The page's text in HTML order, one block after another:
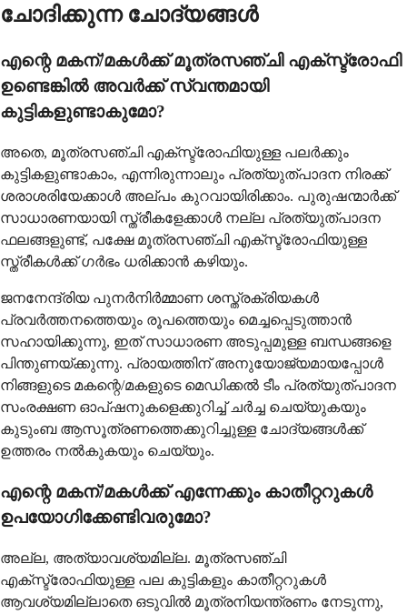
ചോദിക്കുന്ന ചോദ്യങ്ങൾ
എന്റെ മകന്/മകൾക്ക് മൂത്രസഞ്ചി എക്സ്ട്രോഫി
ഉണ്ടെങ്കിൽ അവർക്ക് സ്വന്തമായി
കുട്ടികളുണ്ടാകുമോ?
അതെ, മൂത്രസഞ്ചി എക്സ്ട്രോഫിയുള്ള പലർക്കും
കുട്ടികളുണ്ടാകാം, എന്നിരുന്നാലും പ്രത്യുത്പാദന നിരക്ക്
ശരാശരിയേക്കാൾ അല്പം കുറവായിരിക്കാം. പുരുഷന്മാർക്ക്
സാധാരണയായി സ്ത്രീകളേക്കാൾ നല്ല പ്രത്യുത്പാദന
ഫലങ്ങളുണ്ട്, പക്ഷേ മൂത്രസഞ്ചി എക്സ്ട്രോഫിയുള്ള
സ്ത്രീകൾക്ക് ഗർഭം ധരിക്കാൻ കഴിയും.
ജനനേന്ദ്രിയ പുനർനിർമ്മാണ ശസ്ത്രക്രിയകൾ
പ്രവർത്തനത്തെയും രൂപത്തെയും മെച്ചപ്പെടുത്താൻ
സഹായിക്കുന്നു, ഇത് സാധാരണ അടുപ്പമുള്ള ബന്ധങ്ങളെ
പിന്തുണയ്ക്കുന്നു. പ്രായത്തിന് അനുയോജ്യമായപ്പോൾ
നിങ്ങളുടെ മകന്റെ/മകളുടെ മെഡിക്കൽ ടീം പ്രത്യുത്പാദന
സംരക്ഷണ ഓപ്ഷനുകളെക്കുറിച്ച് ചർച്ച ചെയ്യുകയും
കുടുംബ ആസൂത്രണത്തെക്കുറിച്ചുള്ള ചോദ്യങ്ങൾക്ക്
ഉത്തരം നൽകുകയും ചെയ്യും.
എന്റെ മകന്/മകൾക്ക് എന്നേക്കും കാതീറ്ററുകൾ
ഉപയോഗിക്കേണ്ടിവരുമോ?
അല്ല, അത്യാവശ്യമില്ല. മൂത്രസഞ്ചി
എക്സ്ട്രോഫിയുള്ള പല കുട്ടികളും കാതീറ്ററുകൾ
ആവശ്യമില്ലാതെ ഒടുവിൽ മൂത്രനിയന്ത്രണം നേടുന്നു,